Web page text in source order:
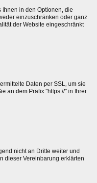
in den Optionen, die
einzuschränken oder ganz
der Website eingeschränkt
Daten per SSL, um sie
an dem Präfix "https://" in Ihrer
nicht an Dritte weiter und
dieser Vereinbarung erklärten